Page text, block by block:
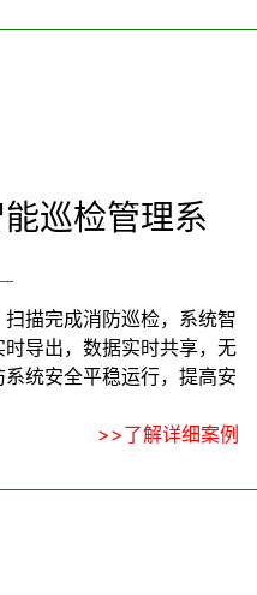
巡检管理系
描完成消防巡检，系统智
导出，数据实时共享，无
统安全平稳运行，提高安
>>了解详细案例